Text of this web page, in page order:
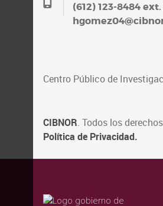
(612) 123-8484
Centro Público de
CIBNOR. Todos los
Política de Privacidad.